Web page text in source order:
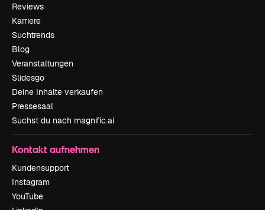
Reviews
Karriere
Suchtrends
Blog
Veranstaltungen
Slidesgo
Deine Inhalte verkaufen
Pressesaal
Suchst du nach magnific.ai
Kontakt aufnehmen
Kundensupport
Instagram
YouTube